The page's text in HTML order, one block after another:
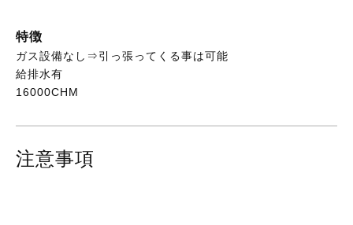
特徴
ガス設備なし⇒引っ張ってくる事は可能
給排水有
16000CHM
注意事項